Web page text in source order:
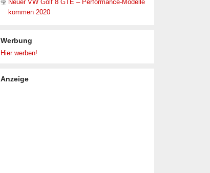
Neuer VW Golf 8 GTE – Performance-Modelle
kommen 2020
Werbung
Hier werben!
Anzeige